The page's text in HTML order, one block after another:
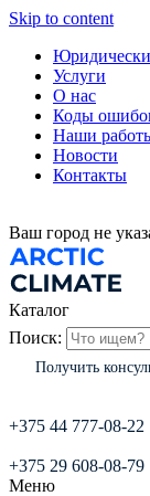
Skip to content
Услуги
О нас
Коды
Наши
Новости
Контакты
Ваш город не
Каталог
Поиск:
Получить
+375 44 777-08-22
+375 29 608-08-79
Меню